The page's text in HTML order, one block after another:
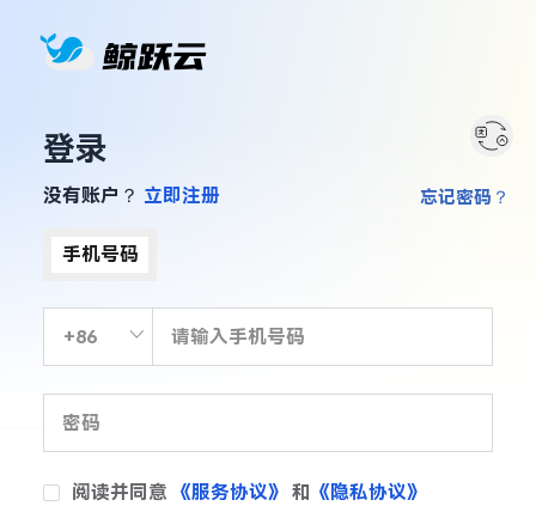
登录
没有账户？ 立即注册
手机号码
阅读并同意 《服务协议》 和 《隐私协议》
忘记密码？